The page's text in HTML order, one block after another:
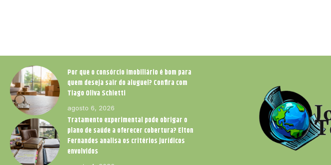
Por que o consórcio imobiliário é bom para
quem deseja sair do aluguel? Confira com
Tiago Oliva Schietti
agosto 6, 2026
Tratamento experimental pode obrigar o
plano de saúde a oferecer cobertura? Elton
Fernandes analisa os critérios jurídicos
envolvidos